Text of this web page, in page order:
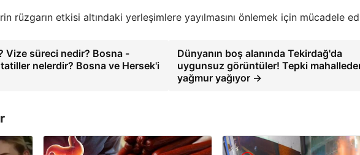
rüzgarın etkisi altındaki yerleşimlere yayılmasını önlemek için mücadele
Vize süreci nedir? Bosna -
nelerdir? Bosna ve Hersek'i
Dünyanın boş alanında Tekirdağ'da
uygunsuz görüntüler! Tepki
yağmur yağıyor →